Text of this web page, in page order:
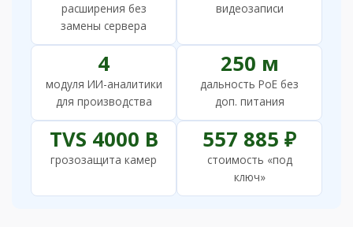
расширения без
замены сервера
видеозаписи
4
модуля ИИ-аналитики
для производства
250 м
дальность PoE без
доп. питания
TVS 4000 В
грозозащита камер
557 885 ₽
стоимость «под
ключ»